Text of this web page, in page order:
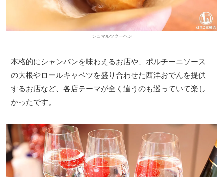
シュマルツクーヘン
本格的にシャンパンを味わえるお店や、ポルチーニソース
の大根やロールキャベツを盛り合わせた西洋おでんを提供
するお店など、各店テーマが全く違うのも巡っていて楽し
かったです。